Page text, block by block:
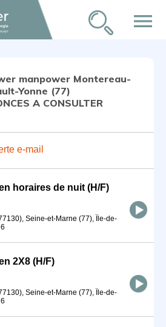
menu
manpower Montereau-
Yonne (77)
A CONSULTER
e-mail
horaires de nuit (H/F)
Seine-et-Marne (77), Île-de-
2X8 (H/F)
Seine-et-Marne (77), Île-de-